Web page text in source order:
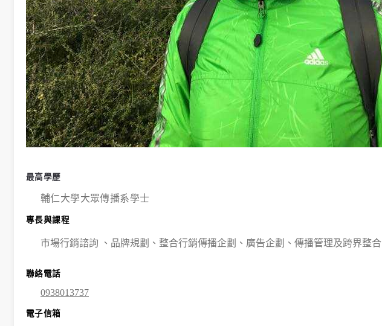
學生成果呈現
學生課外活動
訪談照片
規章表格
相關連結
最高學歷
輔仁大學大眾傳播系學士
專長與課程
市場行銷諮詢 、品牌規劃、整合行銷傳播企劃、廣告企劃、傳播管理及跨界整合
聯絡電話
0938013737
電子信箱